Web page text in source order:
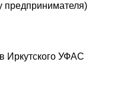
предпринимателя)
Иркутского УФАС